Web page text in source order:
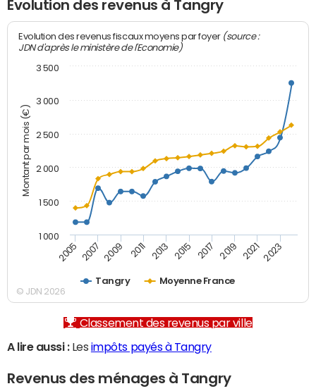
Evolution des revenus à Tangry
Montant par mois (€)
Evolution des revenus fiscaux moyens par foyer (source :
JDN d'après le ministère de l'Economie)
Tangry Moyenne France
2005 2007 2009 2011 2013 2015 2017 2019 2021 2023
1 000
1 500
2 000
2 500
3 000
3 500
© JDN 2026
Classement des revenus par ville
A lire aussi :Les impôts payés à Tangry
Revenus des ménages à Tangry